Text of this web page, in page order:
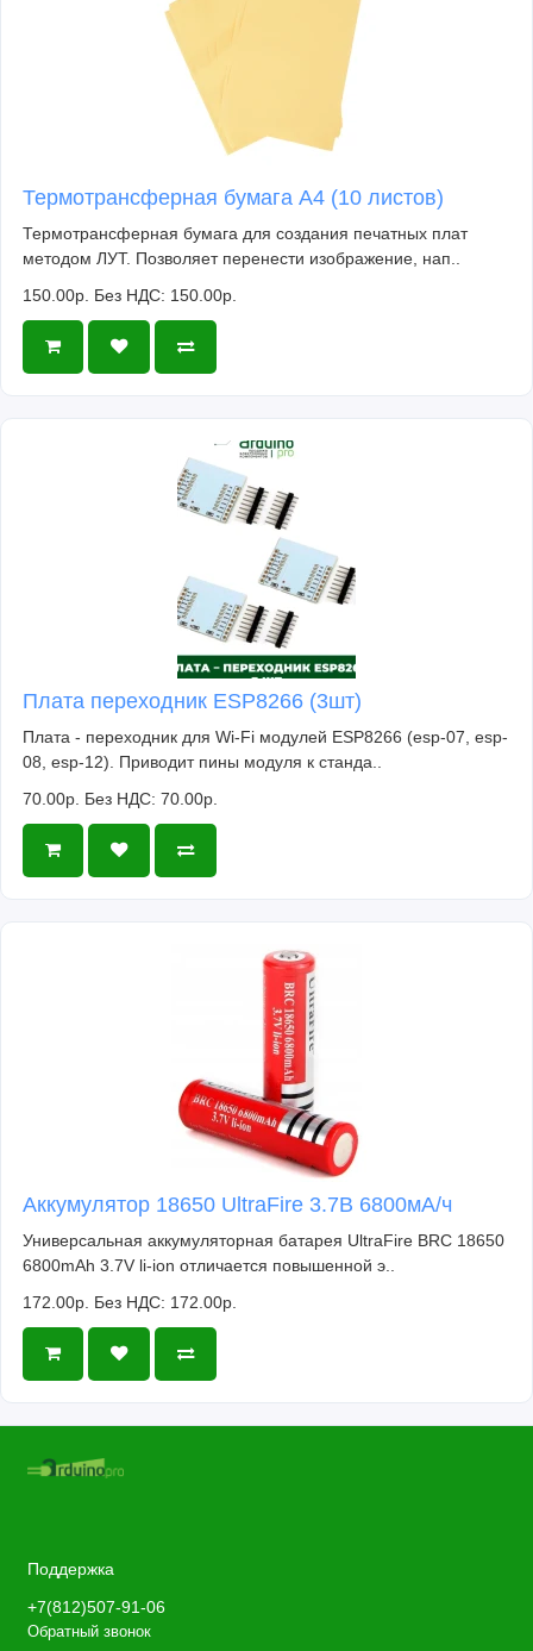
Термотрансферная бумага А4 (10 листов)
Термотрансферная бумага для создания печатных плат
методом ЛУТ. Позволяет перенести изображение, нап..
150.00р. Без НДС: 150.00р.
Плата переходник ESP8266 (3шт)
Плата - переходник для Wi-Fi модулей ESP8266 (esp-07, esp-
08, esp-12). Приводит пины модуля к станда..
70.00р. Без НДС: 70.00р.
Аккумулятор 18650 UltraFire 3.7В 6800мА/ч
Универсальная аккумуляторная батарея UltraFire BRC 18650
6800mAh 3.7V li-ion отличается повышенной э..
172.00р. Без НДС: 172.00р.
Поддержка
+7(812)507-91-06
Обратный звонок